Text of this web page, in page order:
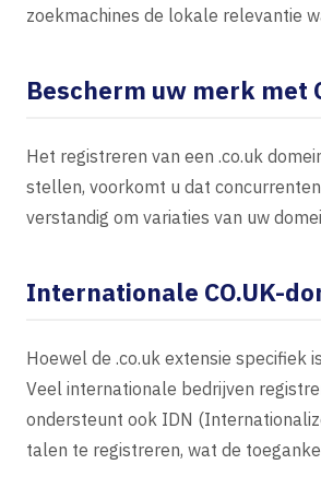
zoekmachines de lokale relevantie
Bescherm uw merk met
Het registreren van een .co.uk
stellen, voorkomt u dat
verstandig om variaties van uw
Internationale CO.UK-
Hoewel de .co.uk extensie specifiek
Veel internationale bedrijven
ondersteunt ook IDN
talen te registreren, wat de